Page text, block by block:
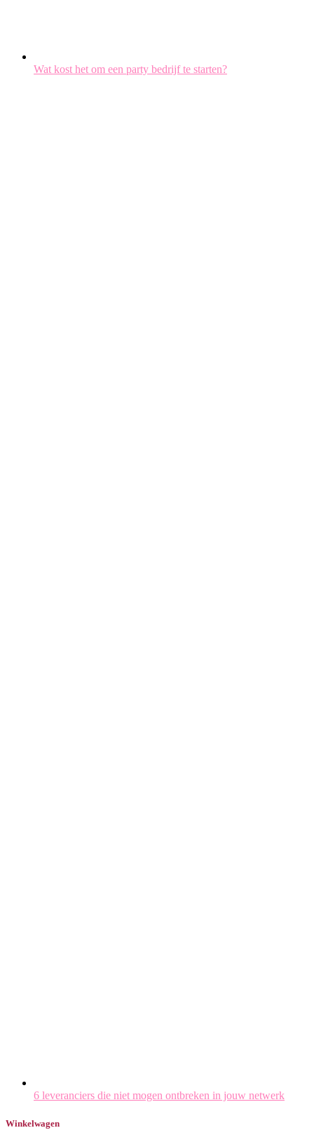
Wat kost het om een party bedrijf te starten?
6 leveranciers die niet mogen ontbreken in jouw netwerk
Winkelwagen